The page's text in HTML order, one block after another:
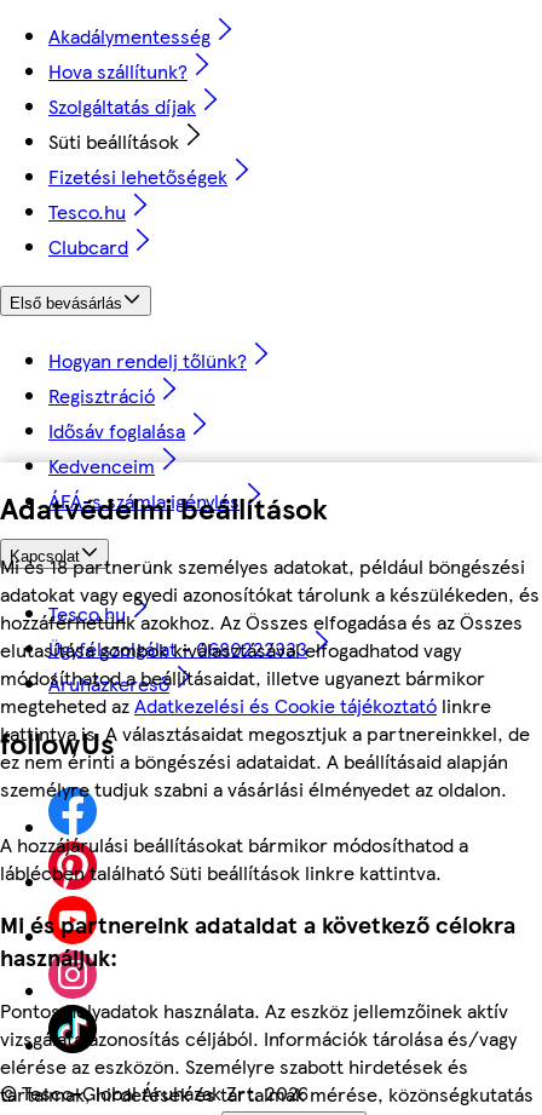
Adatvédelmi beállítások
Mi és 18 partnerünk személyes adatokat, például böngészési
adatokat vagy egyedi azonosítókat tárolunk a készülékeden, és
hozzáférhetünk azokhoz. Az Összes elfogadása és az Összes
elutasítása gombok kiválasztásával elfogadhatod vagy
módosíthatod a beállításaidat, illetve ugyanezt bármikor
megteheted azAdatkezelési és Cookie tájékoztató linkre
kattintva is. A választásaidat megosztjuk a partnereinkkel, de
ez nem érinti a böngészési adataidat. A beállításaid alapján
személyre tudjuk szabni a vásárlási élményedet az oldalon.
A hozzájárulási beállításokat bármikor módosíthatod a
láblécben található Süti beállítások linkre kattintva.
Mi és partnereink adataidat a következő célokra
használjuk:
Pontos helyadatok használata. Az eszköz jellemzőinek aktív
vizsgálata azonosítás céljából. Információk tárolása és/vagy
elérése az eszközön. Személyre szabott hirdetések és
tartalmak, hirdetések és tartalmak mérése, közönségkutatás
Akadálymentesség
Hova szállítunk?
Szolgáltatás díjak
Süti beállítások
Fizetési lehetőségek
Tesco.hu
Clubcard
Első bevásárlás
Hogyan rendelj tőlünk?
Regisztráció
Idősáv foglalása
Kedvenceim
ÁFÁ-s számla igénylés
Kapcsolat
Tesco.hu
Ügyfélszolgálat - 0680222333
Áruházkereső
followUs
©Tesco-Global Áruházak Zrt. 2026